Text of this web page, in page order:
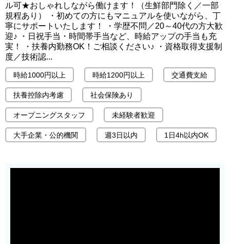
ル可★おしゃれしながら働けます！（生鮮部門除く／一部
規程あり） ・初めての方にもマニュアルを使いながら、丁
寧にサポートいたします！ ・学歴不問／20～40代の方大歓
迎♪ ・日祝手当・時間帯手当など、時給アップの手当も充
実！ ・扶養内勤務OK！ご相談ください♪ ・資格取得支援制
度／技術認...
時給1000円以上 時給1200円以上 交通費支給
扶養控除内考慮 社会保険あり
オープニングスタッフ 未経験者歓迎
大手企業・公的機関 週3日以内 1日4h以内OK